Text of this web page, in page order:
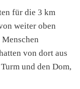
für die 3 km
weiter oben
von dort aus
und den Dom,